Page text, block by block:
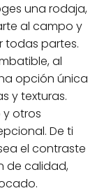
una rodaja,
al campo y
todas partes.
al
opción única
y texturas.
y otros
De ti
el contraste
de calidad,